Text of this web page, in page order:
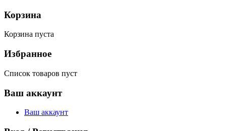
Корзина
Корзина пуста
Избранное
Список товаров пуст
Ваш аккаунт
Ваш аккаунт